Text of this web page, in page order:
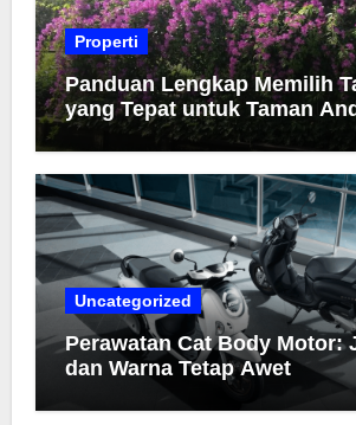
Properti
Panduan Lengkap Memilih
yang Tepat untuk Taman
Uncategorized
Perawatan Cat Body Motor:
dan Warna Tetap Awet